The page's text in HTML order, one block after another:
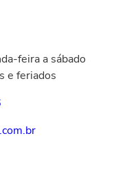
feira a sábado
e feriados